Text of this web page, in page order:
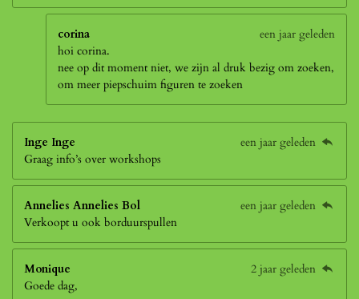
corina
een jaar geleden
hoi corina.
nee op dit moment niet, we zijn al druk bezig om zoeken,
om meer piepschuim figuren te zoeken
Inge Inge
een jaar geleden
Graag info’s over workshops
Annelies Annelies Bol
een jaar geleden
Verkoopt u ook borduurspullen
Monique
2 jaar geleden
Goede dag,